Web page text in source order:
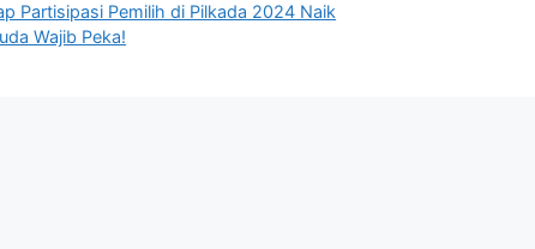
Partisipasi Pemilih di Pilkada 2024 Naik
Wajib Peka!